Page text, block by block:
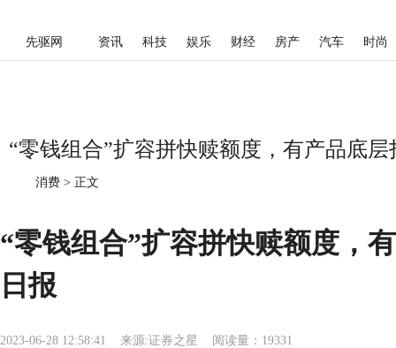
先驱网 资讯 科技 娱乐 财经 房产 汽车 时尚
“零钱组合”扩容拼快赎额度，有产品底
消费 > 正文
“零钱组合”扩容拼快赎额度，
日报
2023-06-28 12:58:41 来源:证券之星 阅读量：19331